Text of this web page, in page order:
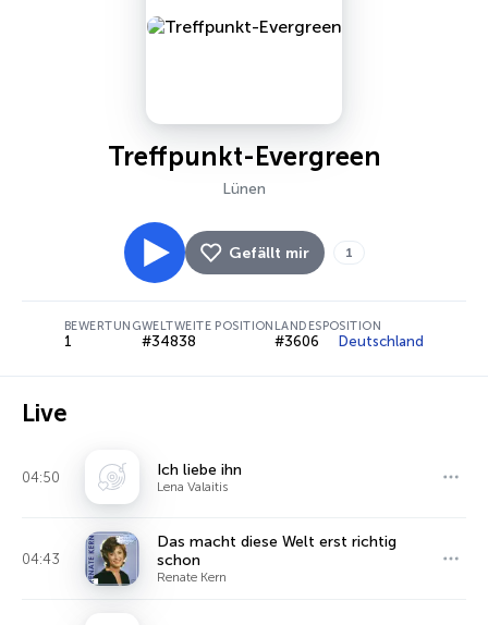
Treffpunkt-Evergreen
Lünen
Gefällt mir 1
BEWERTUNG
1
WELTWEITE POSITION
#34838
LANDESPOSITION
#3606 Deutschland
Live
04:50 Ich liebe ihn
Lena Valaitis
04:43
Das macht diese Welt erst richtig
schon
Renate Kern